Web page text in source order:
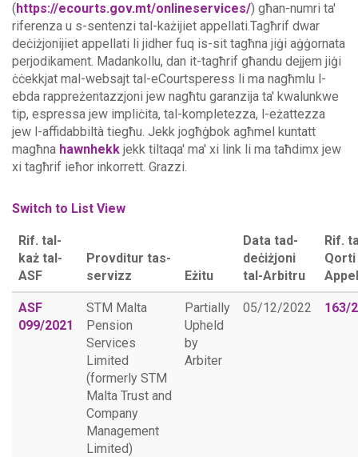
(https://ecourts.gov.mt/onlineservices/) għan-numri ta'
riferenza u s-sentenzi tal-każijiet appellati.Tagħrif dwar
deċiżjonijiet appellati li jidher fuq is-sit tagħna jiġi aġġornata
perjodikament. Madankollu, dan it-tagħrif għandu dejjem jiġi
ċċekkjat mal-websajt tal-eCourtsperess li ma nagħmlu l-
ebda rappreżentazzjoni jew nagħtu garanzija ta' kwalunkwe
tip, espressa jew impliċita, tal-kompletezza, l-eżattezza
jew l-affidabbiltà tiegħu. Jekk jogħġbok agħmel kuntatt
magħna hawnhekk jekk tiltaqa' ma' xi link li ma taħdimx jew
xi tagħrif ieħor inkorrett. Grazzi.
Switch to List View
Rif. tal-
każ tal-
ASF
Provditur tas-
servizz
Eżitu
Data tad-
deċiżjoni
tal-Arbitru
Rif.
ASF
099/2021
STM Malta
Pension
Services
Limited
(formerly STM
Malta Trust and
Company
Management
Limited)
Partially
Upheld
by
Arbiter
05/12/2022 163/